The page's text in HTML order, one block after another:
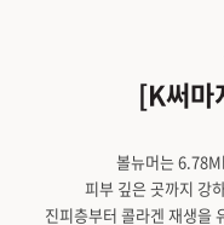
[K써마
볼뉴머는
피부 깊은 곳까지 강
진피층부터 콜라겐 재생을